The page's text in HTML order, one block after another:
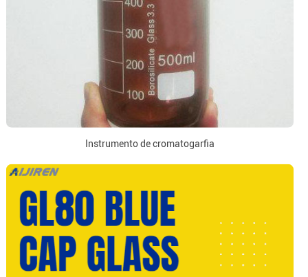
Instrumento de cromatogarfia